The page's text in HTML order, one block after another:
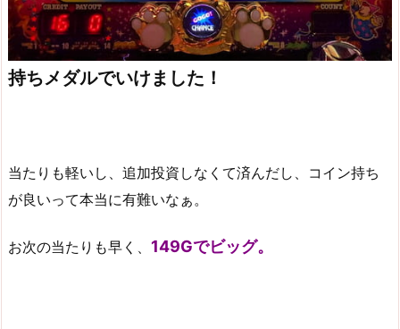
持ちメダルでいけました！
当たりも軽いし、追加投資しなくて済んだし、コイン持ち
が良いって本当に有難いなぁ。
お次の当たりも早く、 149Gでビッグ。